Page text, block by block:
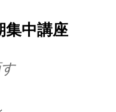
中講座